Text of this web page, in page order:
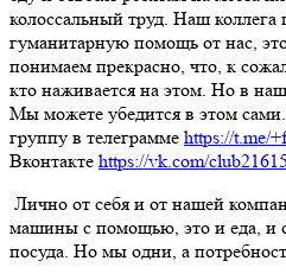
колоссальный труд. Наш коллега
гуманитарную помощь от нас,
понимаем прекрасно, что, к
кто наживается на этом. Но в
Мы можете убедится в этом
группу в телеграмме https://t.me/
Вконтакте https://vk.com/
Лично от себя и от нашей
машины с помощью, это и еда, и
посуда. Но мы одни, а